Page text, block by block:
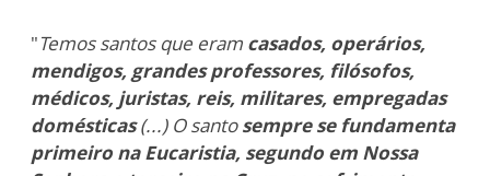
"Temos santos que eram casados, operários,
mendigos, grandes professores, filósofos,
médicos, juristas, reis, militares, empregadas
domésticas(...) O santosempre se fundamenta
primeiro na Eucaristia, segundo em Nossa